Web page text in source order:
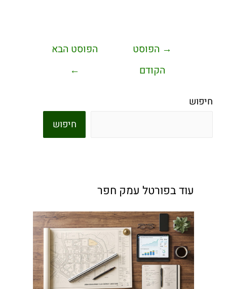
→ הפוסט
הקודם
הפוסט הבא
←
חיפוש
חיפוש
עוד בפורטל עמק חפר